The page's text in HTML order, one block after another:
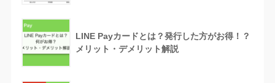
LINE Payカードとは？発行した方がお得！？
メリット・デメリット解説